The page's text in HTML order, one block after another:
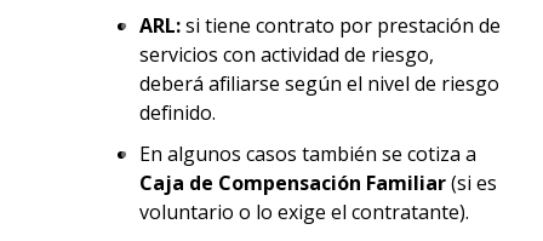
ARL:si tiene contrato por prestación de
servicios con actividad de riesgo,
deberá afiliarse según el nivel de riesgo
definido.
En algunos casos también se cotiza a
Caja de Compensación Familiar(si es
voluntario o lo exige el contratante).